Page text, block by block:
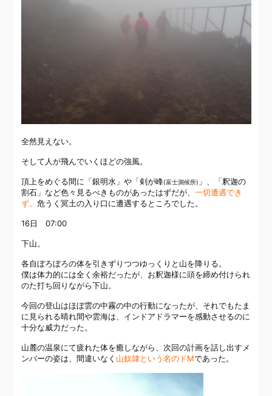
全然見えない。
そして人が飛んでいくほどの強風。
頂上をめぐる間に「銀明水」や「剣が峰(富士測候所) 」、「釈迦の
割石」など色々見るべきものがあったはずだが、 一切遭遇でき
ず。 危うく冥土の入り口に遭遇するところでした。
16日 07:00
下山。
各自ぼろぼろの体を引きずりつつゆっくりと山を降りる。
僕は体力的には全く余裕だったが、お釈迦様に頭を締め付けられ
のた打ち回りながら下山。
今回の登山はほぼ雲の中霧の中の行動になったが、それでもたま
に見られる晴れ間や雲海は、インドアドラマーを感動させるのに
十分な威力だった。
山麓の温泉にて疲れた体を癒しながら、次回の計画を話し出すメ
ンバーの姿は、間違いなく 山奴隷という名のドMであった。